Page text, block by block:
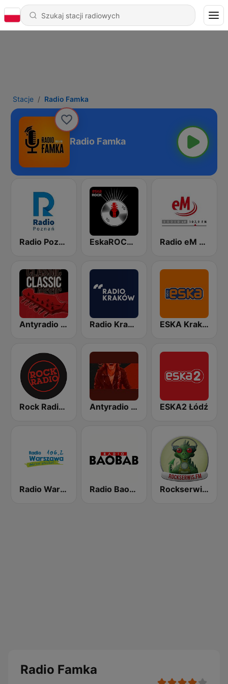
Stacje Radio Famka
Radio Famka
Radio Poznan EskaROCK Klasyka Rocka Radio eM 107.6 FM
Antyradio Classic Rock Radio Kraków ESKA Kraków
Rock Radio - Kraków Antyradio Made in Poland ESKA2 Łódź
Radio Warszawa 106.2 Radio Baobab Rockserwis FM
Radio Famka